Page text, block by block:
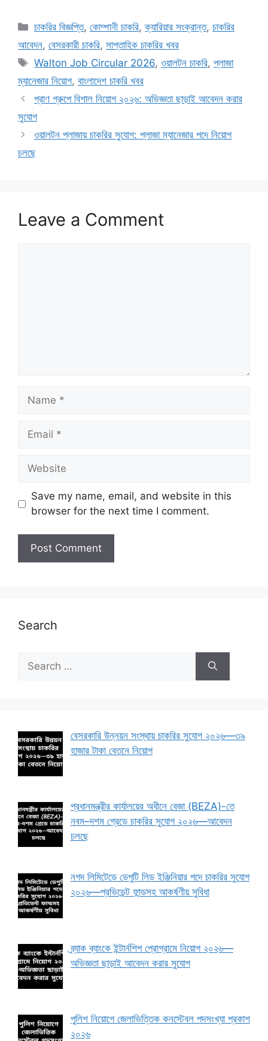
Categories
চাকরির বিজ্ঞপ্তি,কোম্পানী চাকরি,ক্যারিয়ার সংক্রান্ত,চাকরির
আবেদন, বেসরকারী চাকরি, সাপ্তাহিক চাকরির খবর
Tags
Walton Job Circular 2026,ওয়ালটন চাকরি,প্লাজা
ম্যানেজার নিয়োগ, বাংলাদেশ চাকরি খবর
প্রাণ গ্রুপে বিশাল নিয়োগ ২০২৬: অভিজ্ঞতা ছাড়াই আবেদন করার
সুযোগ
ওয়ালটন প্লাজায় চাকরির সুযোগ: প্লাজা ম্যানেজার পদে নিয়োগ
চলছে
Leave a Comment
Name
Email
Website
Save my name, email, and website in this
browser for the next time I comment.
Search
for:
বেসরকারি উন্নয়ন সংস্থায় চাকরির সুযোগ ২০২৬—৩৯
হাজার টাকা বেতনে নিয়োগ
প্রধানমন্ত্রীর কার্যালয়ের অধীনে বেজা (BEZA)-তে
নবম–দশম গ্রেডে চাকরির সুযোগ ২০২৬—আবেদন
চলছে
নগদ লিমিটেডে ডেপুটি লিড ইঞ্জিনিয়ার পদে চাকরির সুযোগ
২০২৬—প্রভিডেন্ট ফান্ডসহ আকর্ষণীয় সুবিধা
ব্র্যাক ব্যাংকে ইন্টার্নশিপ প্রোগ্রামে নিয়োগ ২০২৬—
অভিজ্ঞতা ছাড়াই আবেদন করার সুযোগ
পুলিশ নিয়োগে জেলাভিত্তিক কনস্টেবল পদসংখ্যা প্রকাশ
২০২৬